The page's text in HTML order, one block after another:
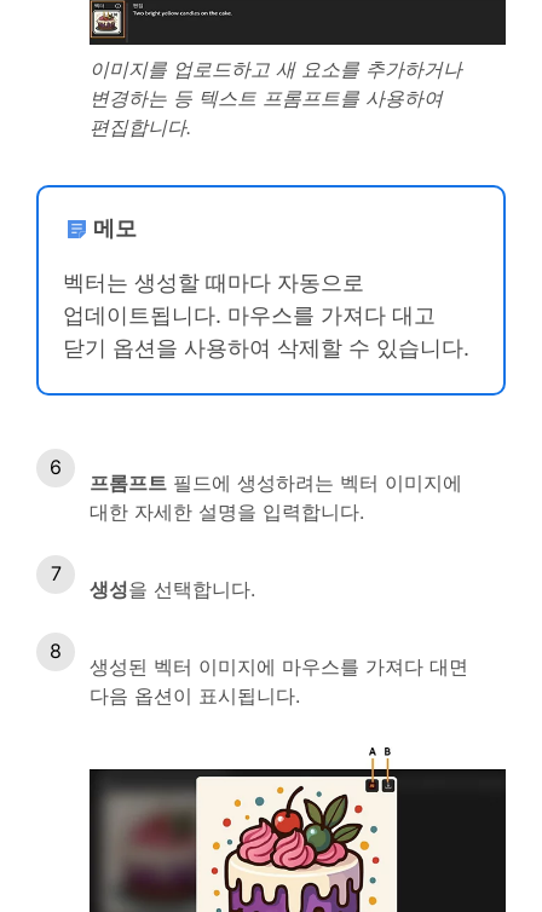
이미지를 업로드하고 새 요소를 추가하거나
변경하는 등 텍스트 프롬프트를 사용하여
편집합니다.
메모
벡터는 생성할 때마다 자동으로
업데이트됩니다. 마우스를 가져다 대고
닫기 옵션을 사용하여 삭제할 수 있습니다.
프롬프트 필드에 생성하려는 벡터 이미지에
대한 자세한 설명을 입력합니다.
생성을 선택합니다.
생성된 벡터 이미지에 마우스를 가져다 대면
다음 옵션이 표시됩니다.